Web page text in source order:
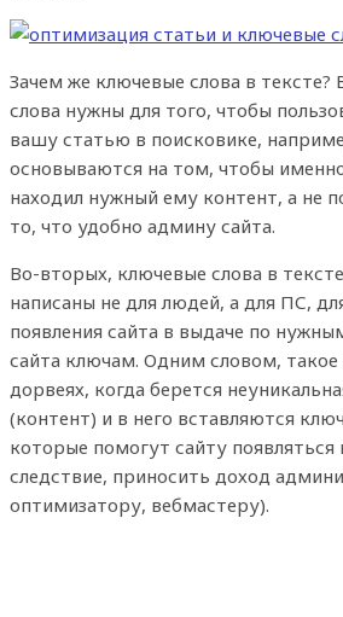
Зачем же ключевые слова в
слова нужны для того, чтобы
вашу статью в поисковике,
основываются на том, чтобы
находил нужный ему контент, а не
то, что удобно админу сайта.
Во-вторых, ключевые слова в
написаны не для людей, а для ПС,
появления сайта в выдаче по
сайта ключам. Одним словом, такое
дорвеях, когда берется
(контент) и в него вставляются
которые помогут сайту появляться
следствие, приносить доход
оптимизатору, вебмастеру).